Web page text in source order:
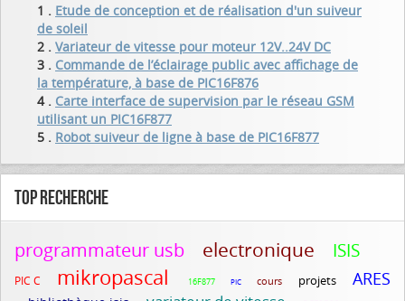
1 . Etude de conception et de réalisation d'un suiveur
de soleil
2 . Variateur de vitesse pour moteur 12V..24V DC
3 . Commande de l’éclairage public avec affichage de
la température, à base de PIC16F876
4 . Carte interface de supervision par le réseau GSM
utilisant un PIC16F877
5 . Robot suiveur de ligne à base de PIC16F877
Top recherche
programmateur usb electronique ISIS
PIC C mikropascal 16F877 PIC cours projets ARES